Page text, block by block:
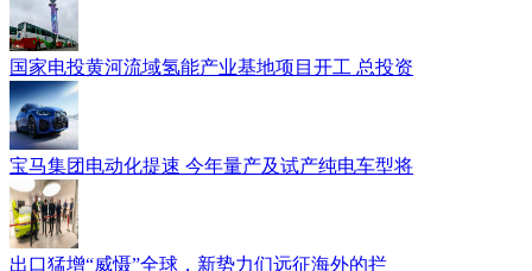
国家电投黄河流域氢能产业基地项目开工 总投资
宝马集团电动化提速 今年量产及试产纯电车型将
出口猛增“威慑”全球，新势力们远征海外的拦